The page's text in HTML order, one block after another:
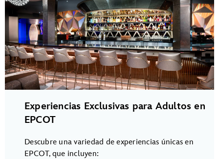
Experiencias Exclusivas para Adultos en
EPCOT
Descubre una variedad de experiencias únicas en
EPCOT, que incluyen: